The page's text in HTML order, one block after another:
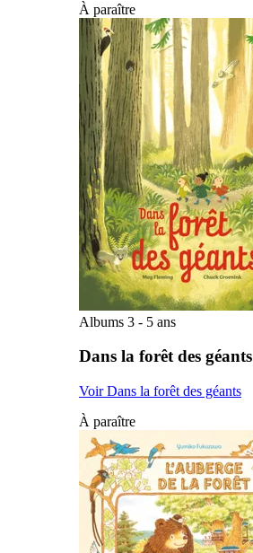
À paraître
Albums 3 - 5 ans
Dans la forêt des géants
Voir Dans la forêt des géants
À paraître